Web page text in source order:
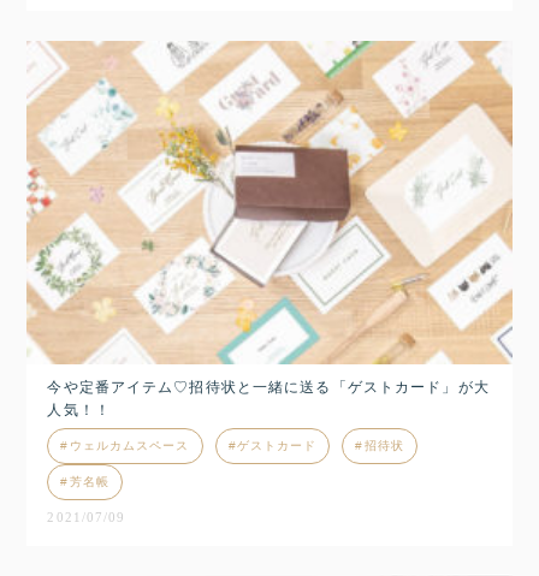
今や定番アイテム♡招待状と一緒に送る「ゲストカード」が大
人気！！
ウェルカムスペース ゲストカード 招待状
芳名帳
2021/07/09